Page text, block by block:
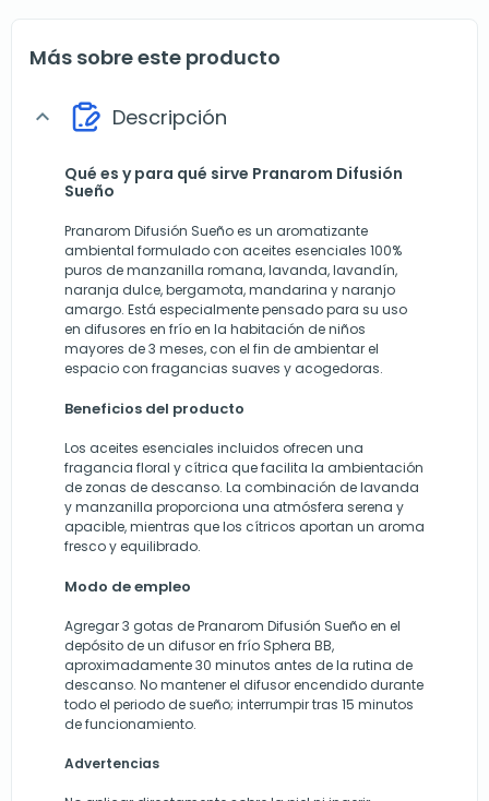
Más sobre este producto
expand_more Descripción
Qué es y para qué sirve Pranarom Difusión
Sueño
Pranarom Difusión Sueño es un aromatizante
ambiental formulado con aceites esenciales 100%
puros de manzanilla romana, lavanda, lavandín,
naranja dulce, bergamota, mandarina y naranjo
amargo. Está especialmente pensado para su uso
en difusores en frío en la habitación de niños
mayores de 3 meses, con el fin de ambientar el
espacio con fragancias suaves y acogedoras.
Beneficios del producto
Los aceites esenciales incluidos ofrecen una
fragancia floral y cítrica que facilita la ambientación
de zonas de descanso. La combinación de lavanda
y manzanilla proporciona una atmósfera serena y
apacible, mientras que los cítricos aportan un aroma
fresco y equilibrado.
Modo de empleo
Agregar 3 gotas de Pranarom Difusión Sueño en el
depósito de un difusor en frío Sphera BB,
aproximadamente 30 minutos antes de la rutina de
descanso. No mantener el difusor encendido durante
todo el periodo de sueño; interrumpir tras 15 minutos
de funcionamiento.
Advertencias